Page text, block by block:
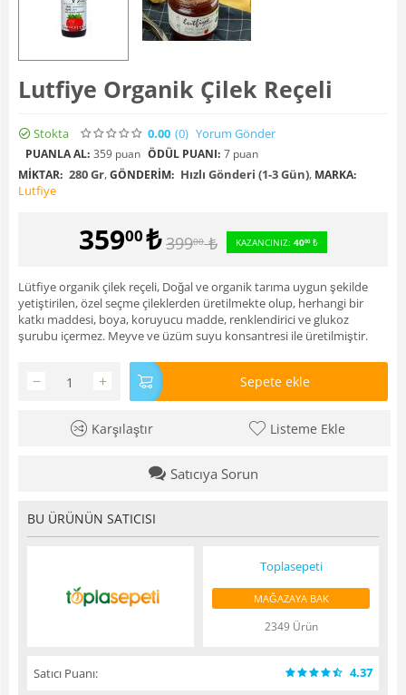
Lutfiye Organik Çilek Reçeli
Stokta 0.00 (0) Yorum Gönder
PUANLA AL: 359 puan ÖDÜL PUANI: 7 puan
MIKTAR: 280 Gr,GÖNDERIM: Hızlı Gönderi (1-3 Gün), MARKA:
Lutfiye
35900₺ 39900 ₺ KAZANCINIZ: 4000₺
Lütfiye organik çilek reçeli, Doğal ve organik tarıma uygun şekilde
yetiştirilen, özel seçme çileklerden üretilmekte olup, herhangi bir
katkı maddesi, boya, koruyucu madde, renklendirici ve glukoz
şurubu içermez. Meyve ve üzüm suyu konsantresi ile üretilmiştir.
+
− Sepete ekle
Karşılaştır Listeme Ekle
Satıcıya Sorun
BU ÜRÜNÜN SATICISI
Toplasepeti
MAĞAZAYA BAK
2349 Ürün
Satıcı Puanı: 4.37